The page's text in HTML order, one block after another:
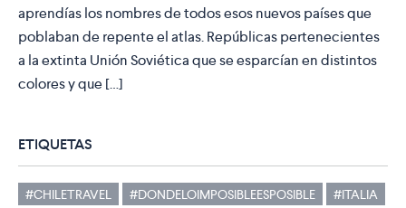
aprendías los nombres de todos esos nuevos países que
poblaban de repente el atlas. Repúblicas pertenecientes
a la extinta Unión Soviética que se esparcían en distintos
colores y que […]
ETIQUETAS
#CHILETRAVEL #DONDELOIMPOSIBLEESPOSIBLE
#ITALIA